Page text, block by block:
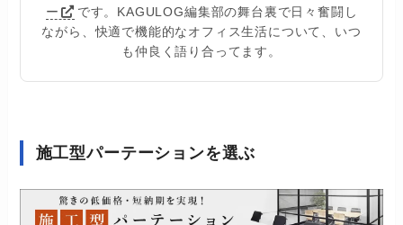
ー
です。KAGULOG編集部の舞台裏で日々奮闘し
ながら、快適で機能的なオフィス生活について、いつ
も仲良く語り合ってます。
施工型パーテーションを選ぶ